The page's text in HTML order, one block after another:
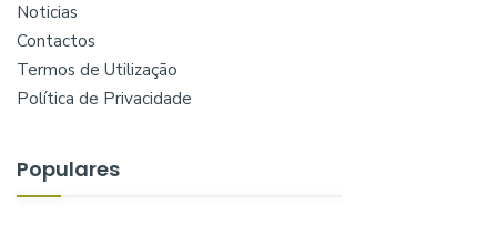
Noticias
Contactos
Termos de Utilização
Política de Privacidade
Populares